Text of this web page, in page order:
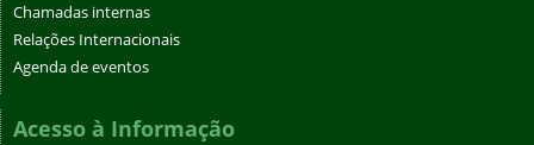
Chamadas internas
Relações Internacionais
Agenda de eventos
Acesso à Informação